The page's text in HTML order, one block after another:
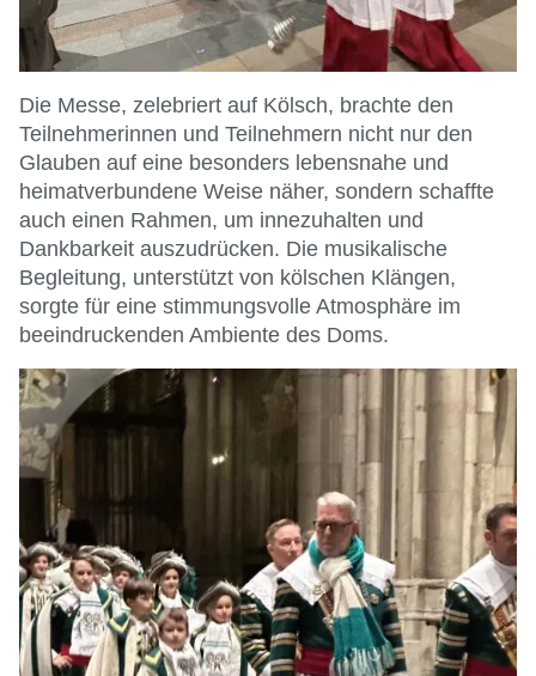
Die Messe, zelebriert auf Kölsch, brachte den
Teilnehmerinnen und Teilnehmern nicht nur den
Glauben auf eine besonders lebensnahe und
heimatverbundene Weise näher, sondern schaffte
auch einen Rahmen, um innezuhalten und
Dankbarkeit auszudrücken. Die musikalische
Begleitung, unterstützt von kölschen Klängen,
sorgte für eine stimmungsvolle Atmosphäre im
beeindruckenden Ambiente des Doms.